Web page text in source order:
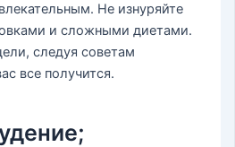
Не изнуряйте
и сложными диетами.
следуя советам
все получится.